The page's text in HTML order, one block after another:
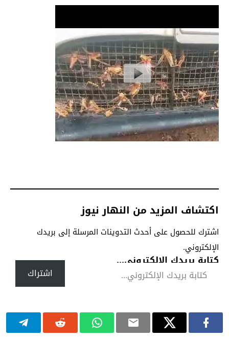
اكتشاف المزيد من النهار نيوز
اشترك للحصول على أحدث التدوينات المرسلة إلى بريدك
الإلكتروني.
كتابة بريدك الإلكتروني...
اشتراك